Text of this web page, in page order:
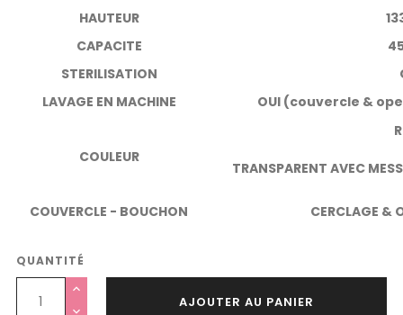
HAUTEUR
CAPACITE
STERILISATION
LAVAGE EN MACHINE
OUI (couvercle &
COULEUR
TRANSPARENT AVEC
COUVERCLE - BOUCHON CERCLAGE &
QUANTITÉ
AJOUTER AU PANIER